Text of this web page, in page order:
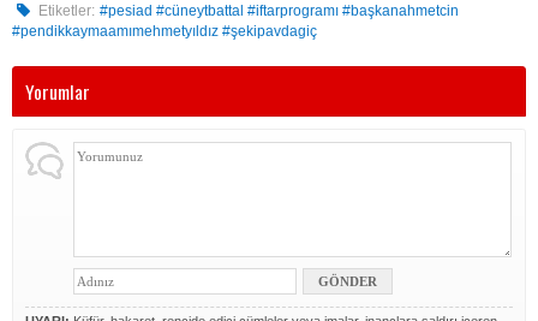
Etiketler: #pesiad #cüneytbattal #iftarprogramı #başkanahmetcin
#pendikkaymaamımehmetyıldız #şekipavdagiç
Yorumlar